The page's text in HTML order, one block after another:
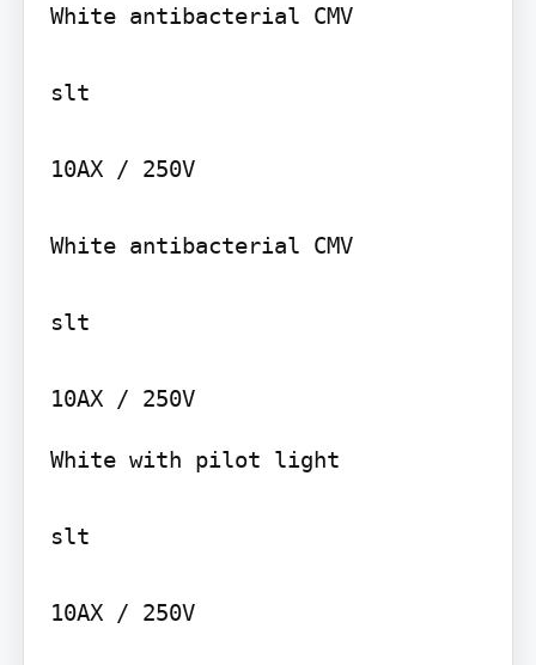
White antibacterial CMV
slt
10AX / 250V
White antibacterial CMV
slt
10AX / 250V
White with pilot light
slt
10AX / 250V